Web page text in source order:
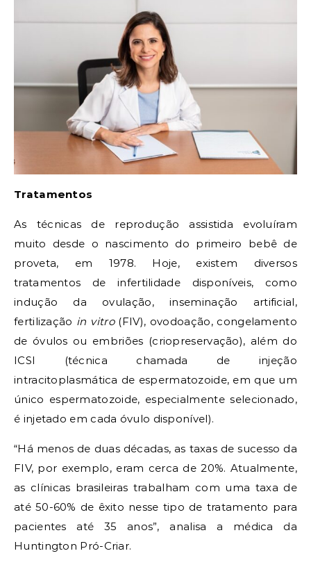
Tratamentos
As técnicas de reprodução assistida evoluíram
muito desde o nascimento do primeiro bebê de
proveta, em 1978. Hoje, existem diversos
tratamentos de infertilidade disponíveis, como
indução da ovulação, inseminação artificial,
fertilização in vitro (FIV), ovodoação, congelamento
de óvulos ou embriões (criopreservação), além do
ICSI (técnica chamada de injeção
intracitoplasmática de espermatozoide, em que um
único espermatozoide, especialmente selecionado,
é injetado em cada óvulo disponível).
“Há menos de duas décadas, as taxas de sucesso da
FIV, por exemplo, eram cerca de 20%. Atualmente,
as clínicas brasileiras trabalham com uma taxa de
até 50-60% de êxito nesse tipo de tratamento para
pacientes até 35 anos”, analisa a médica da
Huntington Pró-Criar.